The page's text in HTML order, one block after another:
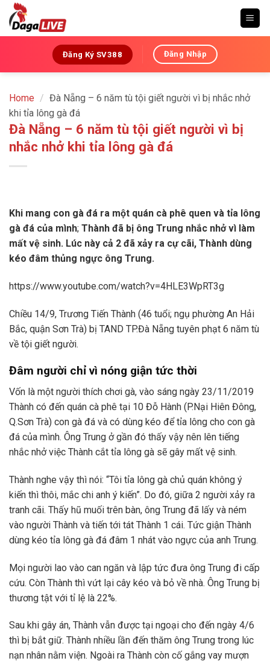
Skip
content
Đăng Ký SV388 Đăng Nhập
Home / Đà Nẵng – 6 năm tù tội giết người vì bị nhắc nhở
khi tỉa lông gà đá
Đà Nẵng – 6 năm tù tội giết người vì bị
nhắc nhở khi tỉa lông gà đá
Khi mang con gà đá ra một quán cà phê quen và tỉa lông
gà đá của mình; Thành đã bị ông Trung nhắc nhở vì làm
mất vệ sinh. Lúc này cả 2 đã xảy ra cự cãi, Thành dùng
kéo đâm thủng ngực ông Trung.
https://www.youtube.com/watch?v=4HLE3WpRT3g
Chiều 14/9, Trương Tiến Thành (46 tuổi; ngụ phường An Hải
Bắc, quận Sơn Trà) bị TAND TP.Đà Nẵng tuyên phạt 6 năm tù
về tội giết người.
Đâm người chỉ vì nóng giận tức thời
Vốn là một người thích chơi gà, vào sáng ngày 23/11/2019
Thành có đến quán cà phê tại 10 Đỗ Hành (P.Nại Hiên Đông,
Q.Sơn Trà) con gà đá và có dùng kéo để tỉa lông cho con gà
đá của mình. Ông Trung ở gần đó thấy vậy nên lên tiếng
nhắc nhở việc Thành cắt tỉa lông gà sẽ gây mất vệ sinh.
Thành nghe vậy thì nói: “Tôi tỉa lông gà chủ quán không ý
kiến thì thôi, mắc chi anh ý kiến”. Do đó, giữa 2 người xảy ra
tranh cãi. Thấy hũ muối trên bàn, ông Trung đã lấy và ném
vào người Thành và tiến tới tát Thành 1 cái. Tức giận Thành
dùng kéo tỉa lông gà đá đâm 1 nhát vào ngực của anh Trung.
Mọi người lao vào can ngăn và lập tức đưa ông Trung đi cấp
cứu. Còn Thành thì vứt lại cây kéo và bỏ về nhà. Ông Trung bị
thương tật với tỉ lệ là 22%.
Sau khi gây án, Thành vẫn được tại ngoại cho đến ngày 4/6
thì bị bắt giữ. Thành nhiều lần đến thăm ông Trung trong lúc
nạn nhân nằm viện. Ngoài ra Thành còn cố gắng vay mượn